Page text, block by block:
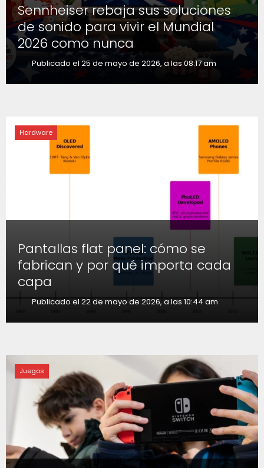
Sennheiser rebaja sus soluciones
de sonido para vivir el Mundial
2026 como nunca
Publicado el 25 de mayo de 2026, a las 08:17 am
Hardware
Pantallas flat panel: cómo se
fabrican y por qué importa cada
capa
Publicado el 22 de mayo de 2026, a las 10:44 am
Juegos